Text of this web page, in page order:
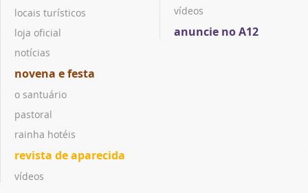
locais turísticos
loja oficial
notícias
novena e festa
o santuário
pastoral
rainha hotéis
revista de aparecida
vídeos
vídeos
anuncie no A12